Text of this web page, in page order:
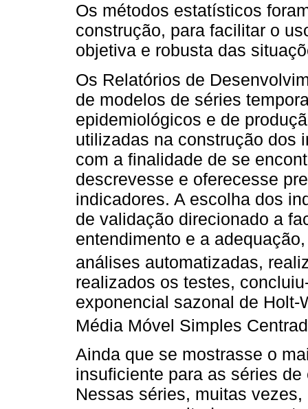
Os métodos estatísticos
construção, para facilitar o
objetiva e robusta das
Os Relatórios de
de modelos de séries
epidemiológicos e de
utilizadas na construção dos
com a finalidade de se
descrevesse e oferecesse
indicadores. A escolha dos
de validação direcionado a
entendimento e a
análises automatizadas,
realizados os testes,
exponencial sazonal de Holt-
Média Móvel Simples
Ainda que se mostrasse o
insuficiente para as séries
Nessas séries, muitas